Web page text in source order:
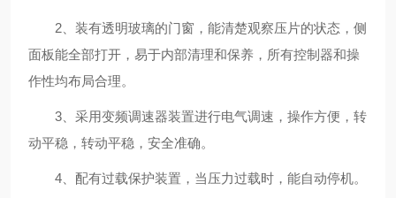
2、装有透明玻璃的门窗，能清楚观察压片的状态，侧
面板能全部打开，易于内部清理和保养，所有控制器和操
作性均布局合理。
3、采用变频调速器装置进行电气调速，操作方便，转
动平稳，转动平稳，安全准确。
4、配有过载保护装置，当压力过载时，能自动停机。